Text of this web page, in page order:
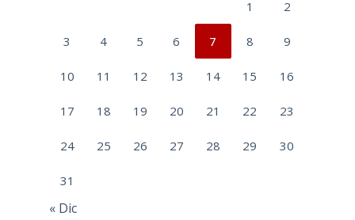
1 2
3 4 5 6 7 8 9
10 11 12 13 14 15 16
17 18 19 20 21 22 23
24 25 26 27 28 29 30
31
« Dic